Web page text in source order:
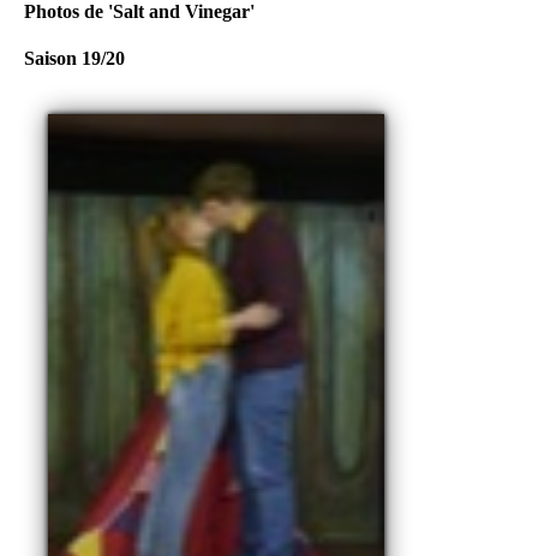
Photos de 'Salt and Vinegar'
Saison 19/20